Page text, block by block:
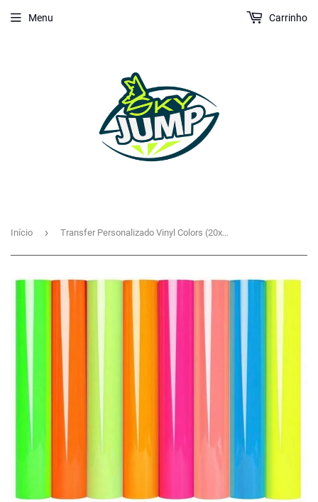
Menu Carrinho
Início › Transfer Personalizado Vinyl Colors (20x25 cm)